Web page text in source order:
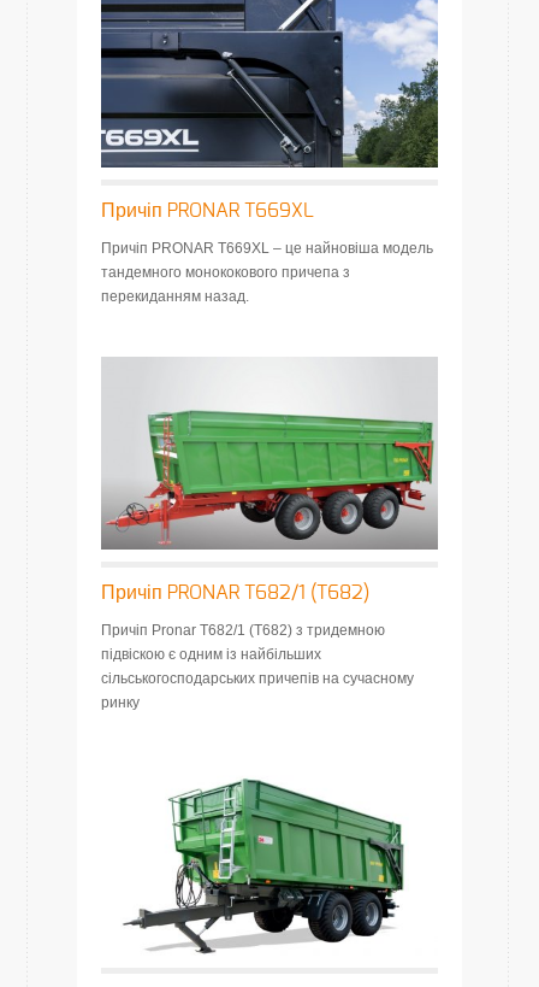
Причіп PRONAR T669XL
Причіп PRONAR T669XL – це найновіша модель
тандемного монококового причепа з
перекиданням назад.
Причіп PRONAR T682/1 (T682)
Причіп Pronar T682/1 (T682) з тридемною
підвіскою є одним із найбільших
сільськогосподарських причепів на сучасному
ринку